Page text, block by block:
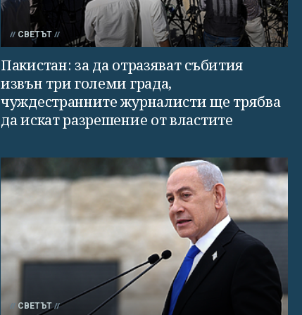
СВЕТЪТ
Пакистан: за да отразяват събития
извън три големи града,
чуждестранните журналисти ще трябва
да искат разрешение от властите
СВЕТЪТ